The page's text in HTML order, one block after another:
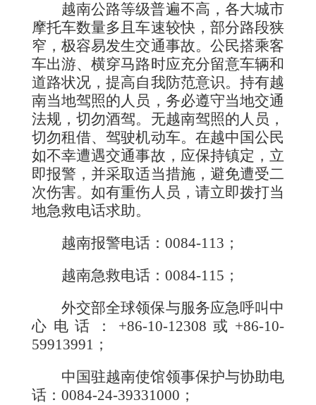
越南公路等级普遍不高，各大城市
摩托车数量多且车速较快，部分路段狭
窄，极容易发生交通事故。公民搭乘客
车出游、横穿马路时应充分留意车辆和
道路状况，提高自我防范意识。持有越
南当地驾照的人员，务必遵守当地交通
法规，切勿酒驾。无越南驾照的人员，
切勿租借、驾驶机动车。在越中国公民
如不幸遭遇交通事故，应保持镇定，立
即报警，并采取适当措施，避免遭受二
次伤害。如有重伤人员，请立即拨打当
地急救电话求助。
越南报警电话：0084-113；
越南急救电话：0084-115；
外交部全球领保与服务应急呼叫中
心电话：+86-10-12308或+86-10-
59913991；
中国驻越南使馆领事保护与协助电
话：0084-24-39331000；